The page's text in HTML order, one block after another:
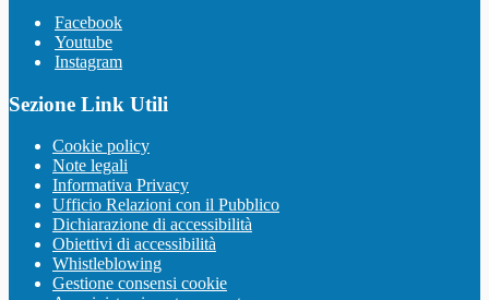
Facebook
Youtube
Instagram
Sezione Link Utili
Cookie policy
Note legali
Informativa Privacy
Ufficio Relazioni con il Pubblico
Dichiarazione di accessibilità
Obiettivi di accessibilità
Whistleblowing
Gestione consensi cookie